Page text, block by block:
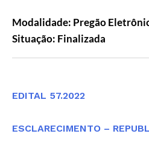
Modalidade: Pregão
Situação: Finalizada
EDITAL 57.2022
ESCLARECIMENTO –